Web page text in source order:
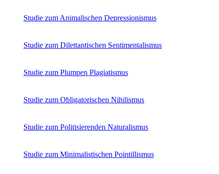
Buchtipps von Uli Rothfuss
Bildergeschichten von Jürgen Linde und Dietmar
Kunst geht weiter.
Studie zum Animalischen Depressionismus
Studie zum Dilettantischen Sentimentalismus
Studie zum Plumpen Plagiatismus
Studie zum Obligatorischen Nihilismus
Studie zum Politisierenden Naturalismus
Studie zum Minimalistischen Pointillismus